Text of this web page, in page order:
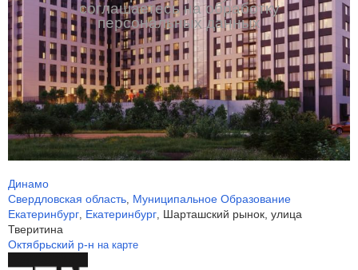
Динамо
Свердловская область, Муниципальное Образование
Екатеринбург, Екатеринбург, Шарташский рынок, улица
Тверитина
Октябрьский р-н на карте
соглашаетесь на обработку
персональных данных